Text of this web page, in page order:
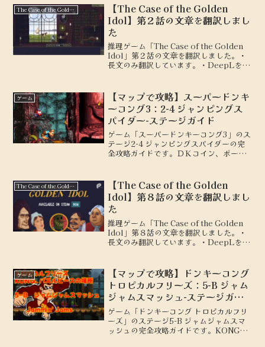
The Case of the Golden Idol
【The Case of the Golden
Idol】第２話の文章を翻訳しまし
た
推理ゲーム「The Case of the Golden
Idol」第２話の文章を翻訳しました。・
長文のみ翻訳しています。・DeepLを使
ゲーム
【マップで攻略】スーパードンキ
ーコング3：2-4 ジャンピングス
パイダー-ステージガイド
ゲーム「スーパードンキーコング3」のス
テージ2-4 ジャンピングスパイダーの完
全攻略ガイドです。ＤＫコイン、ボーナ
The Case of the Golden Idol
【The Case of the Golden
Idol】第８話の文章を翻訳しまし
た
推理ゲーム「The Case of the Golden
Idol」第８話の文章を翻訳しました。・
長文のみ翻訳しています。・DeepLを使
ゲーム
【マップで攻略】ドンキーコング
トロピカルフリーズ：5-B ジャム
ジャムスマッシュ-ステージガイ
ド
ゲーム「ドンキーコング トロピカルフリ
ーズ」のステージ5-B ジャムジャムスマ
ッシュの完全攻略ガイドです。KONG、